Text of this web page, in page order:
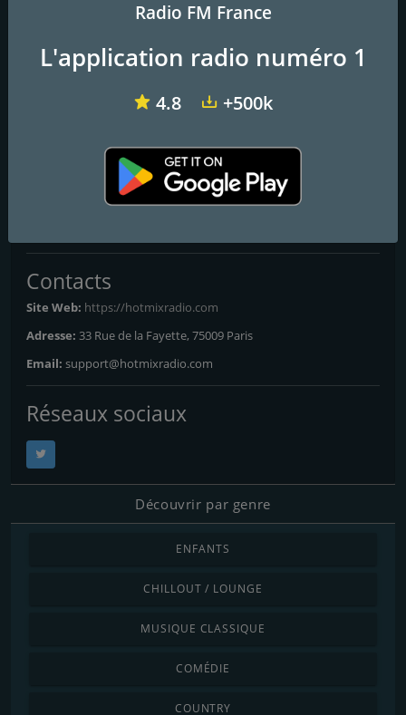
Hotmix Radio Funky
Le meilleur du disco & du funk
Frequencies FM
Contacts
Site Web: https://hotmixradio.com
Adresse: 33 Rue de la Fayette, 75009 Paris
Email: support@hotmixradio.com
Réseaux sociaux
Découvrir par genre
ENFANTS
CHILLOUT / LOUNGE
MUSIQUE CLASSIQUE
COMÉDIE
COUNTRY
Radio FM France
L'application radio numéro 1
4.8 +500k